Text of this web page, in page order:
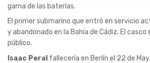
gama de las baterías.
El primer submarino que entró en servicio
y abandonado en la Bahía de Cádiz. El
público.
Isaac Peral fallecería en Berlín el 22 de